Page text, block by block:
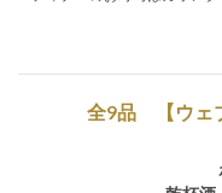
【ウェブ予約限定アニバーサリープラン】全9品